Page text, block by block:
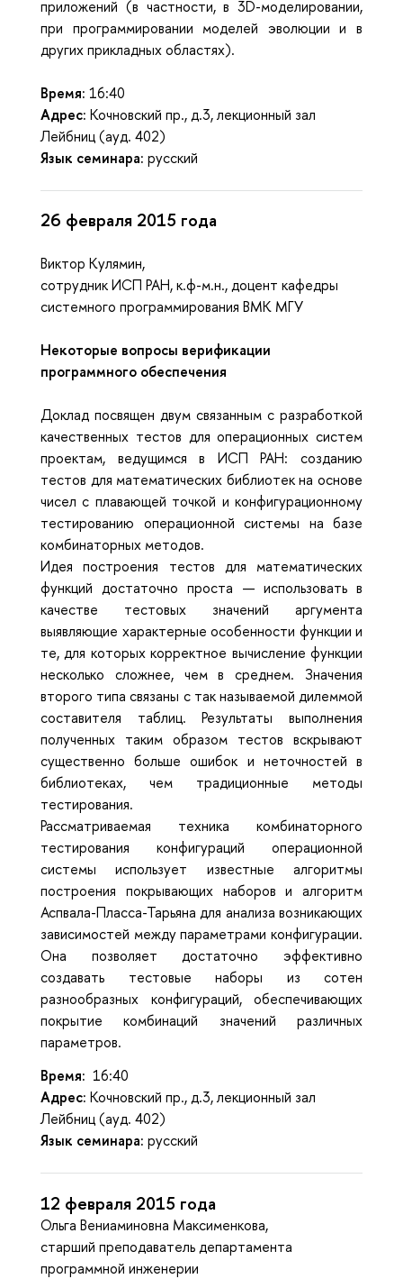
приложений (в частности, в 3D-моделировании,
при программировании моделей эволюции и в
других прикладных областях).
Время: 16:40
Адрес: Кочновский пр., д.3, лекционный зал
Лейбниц (ауд. 402)
Язык семинара: русский
26 февраля 2015 года
Виктор Кулямин,
сотрудник ИСП РАН, к.ф-м.н., доцент кафедры
системного программирования ВМК МГУ
Некоторые вопросы верификации
программного обеспечения
Доклад посвящен двум связанным с разработкой
качественных тестов для операционных систем
проектам, ведущимся в ИСП РАН: созданию
тестов для математических библиотек на основе
чисел с плавающей точкой и конфигурационному
тестированию операционной системы на базе
комбинаторных методов.
Идея построения тестов для математических
функций достаточно проста — использовать в
качестве тестовых значений аргумента
выявляющие характерные особенности функции и
те, для которых корректное вычисление функции
несколько сложнее, чем в среднем. Значения
второго типа связаны с так называемой дилеммой
составителя таблиц. Результаты выполнения
полученных таким образом тестов вскрывают
существенно больше ошибок и неточностей в
библиотеках, чем традиционные методы
тестирования.
Рассматриваемая техника комбинаторного
тестирования конфигураций операционной
системы использует известные алгоритмы
построения покрывающих наборов и алгоритм
Аспвала-Пласса-Тарьяна для анализа возникающих
зависимостей между параметрами конфигурации.
Она позволяет достаточно эффективно
создавать тестовые наборы из сотен
разнообразных конфигураций, обеспечивающих
покрытие комбинаций значений различных
параметров.
Время: 16:40
Адрес: Кочновский пр., д.3, лекционный зал
Лейбниц (ауд. 402)
Язык семинара: русский
12 февраля 2015 года
Ольга Вениаминовна Максименкова,
старший преподаватель департамента
программной инженерии